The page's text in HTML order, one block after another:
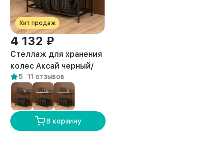
Хит продаж
4 132 ₽
Стеллаж для хранения
колес Аксай черный/
амаретто
5 11 отзывов
В корзину